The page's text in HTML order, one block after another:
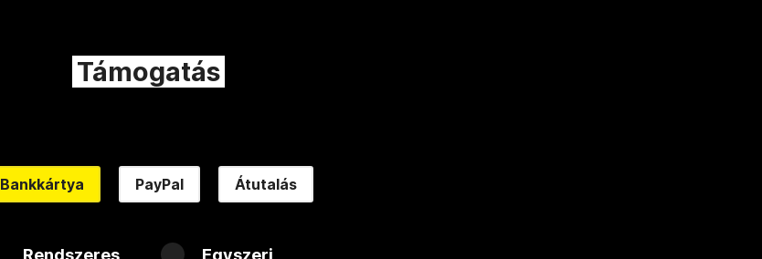
Támogatás
Bankkártya PayPal Átutalás
Rendszeres Egyszeri